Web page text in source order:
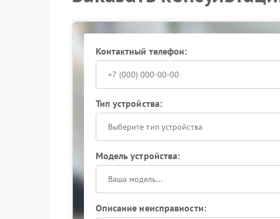
Контактный телефон:
Тип устройства:
Выберите тип устройства
Модель устройства:
Описание неисправности: